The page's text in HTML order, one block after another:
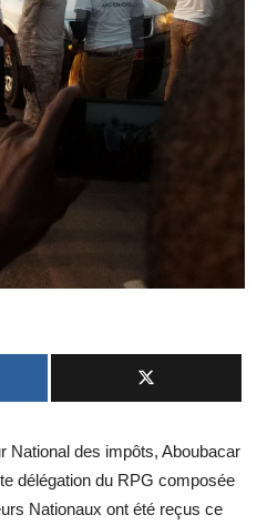
National des impôts, Aboubacar
délégation du RPG composée
Nationaux ont été reçus ce